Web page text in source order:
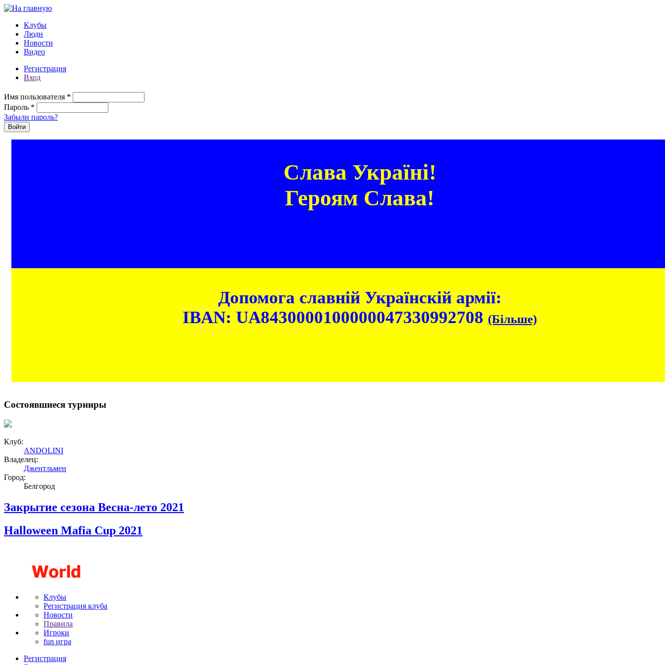
Перейти к основному содержанию
Клубы
Люди
Новости
Видео
Регистрация
Вход
Имя пользователя *
Пароль *
Забыли пароль?
Слава Україні!
Героям Слава!
Допомога славній Українскій армії:
IBAN: UA8430000100000047330992708 (Більше)
Состоявшиеся турниры
Клуб:
ANDOLINI
Владелец:
Джентльмен
Город:
Белгород
Закрытие сезона Весна-лето 2021
Halloween Mafia Cup 2021
Клубы
Регистрация клуба
Новости
Правила
Игроки
fun игра
Регистрация